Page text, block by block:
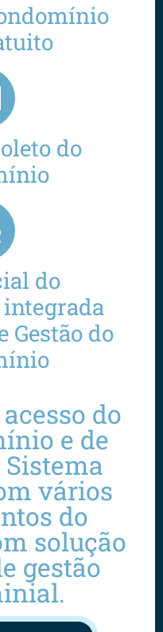
do
do
Gestão do
do
e de
Sistema
vários
do
solução
gestão